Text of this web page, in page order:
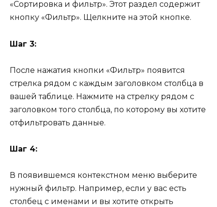
«Сортировка и фильтр». Этот раздел содержит
кнопку «Фильтр». Щелкните на этой кнопке.
Шаг 3:
После нажатия кнопки «Фильтр» появится
стрелка рядом с каждым заголовком столбца в
вашей таблице. Нажмите на стрелку рядом с
заголовком того столбца, по которому вы хотите
отфильтровать данные.
Шаг 4:
В появившемся контекстном меню выберите
нужный фильтр. Например, если у вас есть
столбец с именами и вы хотите открыть